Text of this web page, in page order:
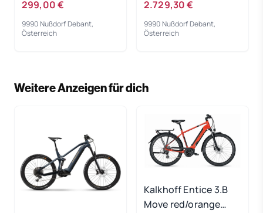
299,00 €
9990 Nußdorf Debant,
Österreich
2.729,30 €
9990 Nußdorf Debant,
Österreich
Weitere Anzeigen für dich
Kalkhoff Entice 3.B
Move red/orange